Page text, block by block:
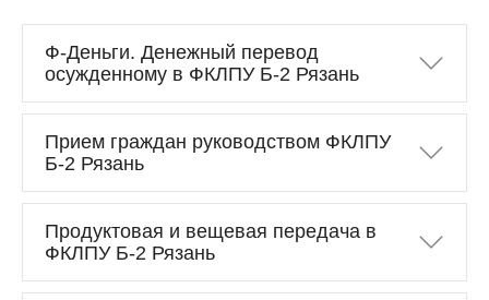
Ф-Деньги. Денежный перевод
осужденному в ФКЛПУ Б-2 Рязань
Прием граждан руководством ФКЛПУ
Б-2 Рязань
Продуктовая и вещевая передача в
ФКЛПУ Б-2 Рязань